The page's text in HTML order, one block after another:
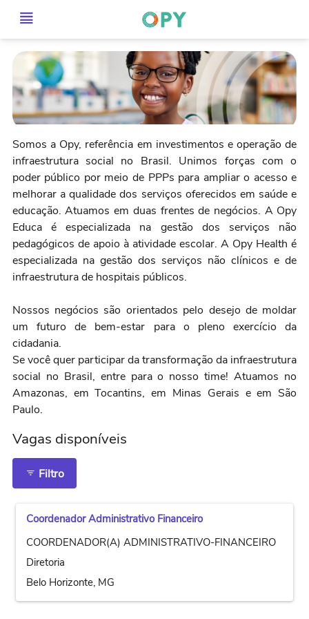
Somos a Opy, referência em investimentos e operação de
infraestrutura social no Brasil. Unimos forças com o
poder público por meio de PPPs para ampliar o acesso e
melhorar a qualidade dos serviços oferecidos em saúde e
educação. Atuamos em duas frentes de negócios. A Opy
Educa é especializada na gestão dos serviços não
pedagógicos de apoio à atividade escolar. A Opy Health é
especializada na gestão dos serviços não clínicos e de
infraestrutura de hospitais públicos.
Nossos negócios são orientados pelo desejo de moldar
um futuro de bem-estar para o pleno exercício da
cidadania.
Se você quer participar da transformação da infraestrutura
social no Brasil, entre para o nosso time! Atuamos no
Amazonas, em Tocantins, em Minas Gerais e em São
Paulo.
Vagas disponíveis
Filtro
Coordenador Administrativo Financeiro
COORDENADOR(A) ADMINISTRATIVO-FINANCEIRO
Diretoria
Belo Horizonte, MG